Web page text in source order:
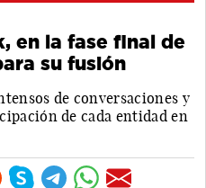
en la fase final de
su fusión
de conversaciones y
de cada entidad en